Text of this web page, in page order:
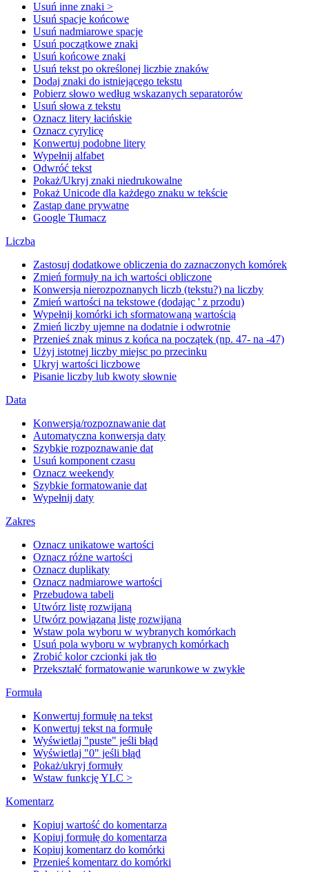
Usuń inne znaki >
Usuń spacje końcowe
Usuń nadmiarowe spacje
Usuń początkowe znaki
Usuń końcowe znaki
Usuń tekst po określonej liczbie znaków
Dodaj znaki do istniejącego tekstu
Pobierz słowo według wskazanych separatorów
Usuń słowa z tekstu
Oznacz litery łacińskie
Oznacz cyrylicę
Konwertuj podobne litery
Wypełnij alfabet
Odwróć tekst
Pokaż/Ukryj znaki niedrukowalne
Pokaż Unicode dla każdego znaku w tekście
Zastąp dane prywatne
Google Tłumacz
Liczba
Zastosuj dodatkowe obliczenia do zaznaczonych komórek
Zmień formuły na ich wartości obliczone
Konwersja nierozpoznanych liczb (tekstu?) na liczby
Zmień wartości na tekstowe (dodając ' z przodu)
Wypełnij komórki ich sformatowaną wartością
Zmień liczby ujemne na dodatnie i odwrotnie
Przenieś znak minus z końca na początek (np. 47- na -47)
Użyj istotnej liczby miejsc po przecinku
Ukryj wartości liczbowe
Pisanie liczby lub kwoty słownie
Data
Konwersja/rozpoznawanie dat
Automatyczna konwersja daty
Szybkie rozpoznawanie dat
Usuń komponent czasu
Oznacz weekendy
Szybkie formatowanie dat
Wypełnij daty
Zakres
Oznacz unikatowe wartości
Oznacz różne wartości
Oznacz duplikaty
Oznacz nadmiarowe wartości
Przebudowa tabeli
Utwórz listę rozwijaną
Utwórz powiązaną listę rozwijaną
Wstaw pola wyboru w wybranych komórkach
Usuń pola wyboru w wybranych komórkach
Zrobić kolor czcionki jak tło
Przekształć formatowanie warunkowe w zwykłe
Formuła
Konwertuj formułę na tekst
Konwertuj tekst na formułę
Wyświetlaj "puste" jeśli błąd
Wyświetlaj "0" jeśli błąd
Pokaż/ukryj formuły
Wstaw funkcję YLC >
Komentarz
Kopiuj wartość do komentarza
Kopiuj formułę do komentarza
Kopiuj komentarz do komórki
Przenieś komentarz do komórki